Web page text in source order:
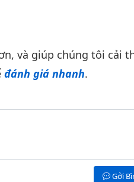
và giúp chúng tôi cải
đánh giá nhanh.
Gởi